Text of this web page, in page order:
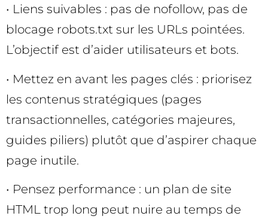
• Liens suivables : pas de nofollow, pas de
blocage robots.txt sur les URLs pointées.
L’objectif est d’aider utilisateurs et bots.
• Mettez en avant les pages clés : priorisez
les contenus stratégiques (pages
transactionnelles, catégories majeures,
guides piliers) plutôt que d’aspirer chaque
page inutile.
• Pensez performance : un plan de site
HTML trop long peut nuire au temps de